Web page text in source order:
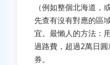
（例如整個北海道，
先查有沒有對應的區
宜。最懶人的方法：
過路費，超過2萬日
券。